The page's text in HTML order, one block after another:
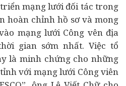
mạng lưới đối tác trong
hoàn chỉnh hồ sơ và mong
mạng lưới Công vên địa
gian sớm nhất. Việc tổ
là minh chứng cho những
với mạng lưới Công viên